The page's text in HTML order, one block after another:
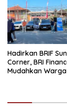
Hadirkan BRIF
Corner, BRI
Mudahkan